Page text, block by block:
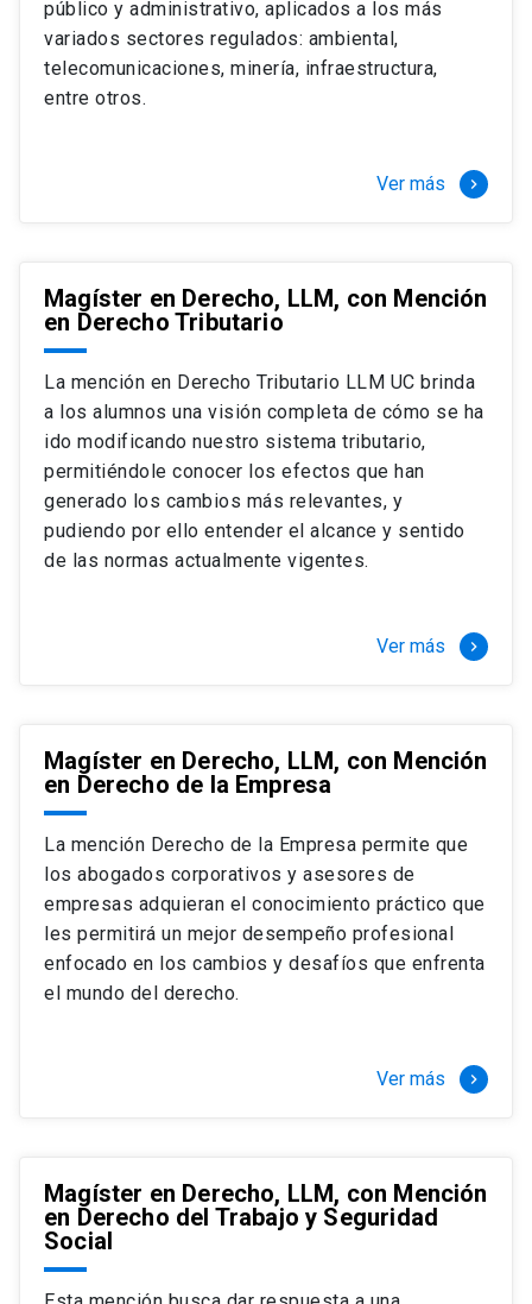
Si optas por la modalidad Full Time:
El LLM UC Full Time es una versión del programa
destinado principalmente a extranjeros, que permite
necesidades y expectativas profesionales, eligiendo
completamente al programa o compatibilizarás un
estudio intenso y exigente, con una muy baja carga
laboral, de marzo a noviembre, para dedicarte
completamente a la actividad de graduación de
diciembre a marzo.
2 cursos mínimos (10 créditos) Primer
semestre
+ 5 cursos a elección (50 créditos) Primer
semestre
+ 4 cursos a elección (40 créditos)
tres meses a tiempo completo (20
Juan Ignacio Piña Rochefort
Director Magíster en Derecho, LLM UC
público y administrativo, aplicados a los más
variados sectores regulados: ambiental,
telecomunicaciones, minería, infraestructura,
entre otros.
Ver más keyboard_arrow_right
Magíster en Derecho, LLM, con Mención
en Derecho Tributario
La mención en Derecho Tributario LLM UC brinda
a los alumnos una visión completa de cómo se ha
ido modificando nuestro sistema tributario,
permitiéndole conocer los efectos que han
generado los cambios más relevantes, y
pudiendo por ello entender el alcance y sentido
de las normas actualmente vigentes.
Ver más keyboard_arrow_right
Magíster en Derecho, LLM, con Mención
en Derecho de la Empresa
La mención Derecho de la Empresa permite que
los abogados corporativos y asesores de
empresas adquieran el conocimiento práctico que
les permitirá un mejor desempeño profesional
enfocado en los cambios y desafíos que enfrenta
el mundo del derecho.
Ver más keyboard_arrow_right
Magíster en Derecho, LLM, con Mención
en Derecho del Trabajo y Seguridad
Social